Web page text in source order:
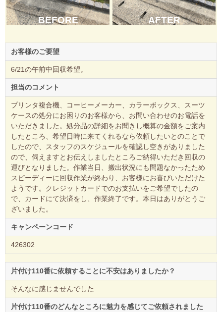
BEFORE AFTER
お客様のご要望
6/21の午前中回収希望。
担当のコメント
プリンタ複合機、コーヒーメーカー、カラーボックス、スーツ
ケースの処分にお困りのお客様から、お問い合わせのお電話を
いただきました。処分品の詳細をお聞きし概算の金額をご案内
したところ、希望日時に来てくれるなら依頼したいとのことで
したので、スタッフのスケジュールを確認し空きがありました
ので、伺えますとお伝えしましたところご納得いただき回収の
運びとなりました。作業当日、搬出状況にも問題なかったため
スピーディーに回収作業が終わり、お客様にお喜びいただけた
ようです。クレジットカードでのお支払いをご希望でしたの
で、カードにて決済をし、作業終了です。本日はありがとうご
ざいました。
キャンペーンコード
426302
片付け110番に依頼することに不安はありましたか？
そんなに感じませんでした
片付け110番のどんなところに魅力を感じてご依頼されました